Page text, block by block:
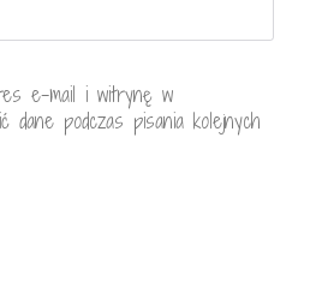
e-mail i witrynę w
dane podczas pisania kolejnych